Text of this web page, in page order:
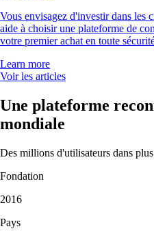
Vous envisagez d'investir dans les
aide à choisir une plateforme de
votre premier achat en toute
Learn more
Voir les articles
Une plateforme
mondiale
Des millions d'utilisateurs dans
Fondation
2016
Pays